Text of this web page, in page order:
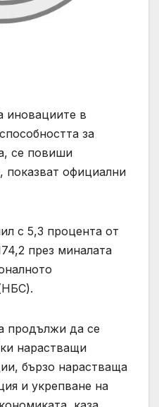
в
за
се повиши
показват официални
с 5,3 процента от
през миналата
продължи да се
нарастващи
бързо нарастваща
и укрепване на